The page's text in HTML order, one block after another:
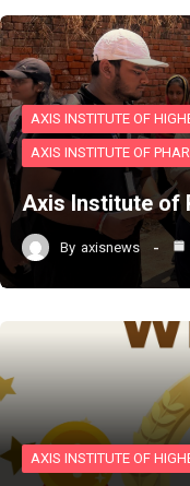
AXIS INSTITUTE OF
AXIS INSTITUTE OF
Axis Institute of
By axisnews
AXIS INSTITUTE OF